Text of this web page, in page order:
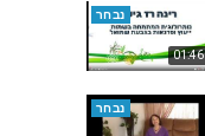
01:46
נבחר
נבחר